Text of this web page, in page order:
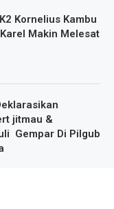
Kornelius Kambu
Makin Melesat
jitmau &
Gempar Di Pilgub